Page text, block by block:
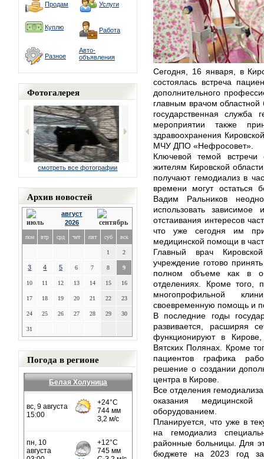
Продам Услуги
Куплю Работа
Разное
Авто-
объявления
Фотогалерея
смотреть все фотографии
Архив новостей
август
2026
пон втр срд чет пят суб вск
1 2
3 4 5 6 7 8 9
10 11 12 13 14 15 16
17 18 19 20 21 22 23
24 25 26 27 28 29 30
31
Погода в регионе
Белая Холуница
Сегодня, 16 января, в
состоялась встреча
дополнительного
главным врачом областной
государственная
мероприятии также
здравоохранения
МЧУ ДПО «Нефросовет».
Ключевой темой встречи
жителям Кировской
получают гемодиализ в
времени могут остаться
Вадим Ральников
использовать
отстаивания интересов
что уже сегодня им
медицинской помощи в
Главный врач
учреждение готово
полном объеме как в
отделениях. Кроме того,
многопрофильной
своевременную помощь и
В последние годы
развивается, расширяя
функционируют в
Вятских Полянах. Кроме
пациентов графика
решение о создании
центра в Кирове.
Все отделения
оказания
оборудованием.
Планируется, что уже в
на гемодиализ
районные больницы. Для
бюджете на 2023 год